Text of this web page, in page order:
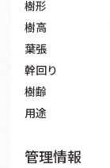
樹形
樹高
葉張
幹回り
樹齢
用途
管理情報